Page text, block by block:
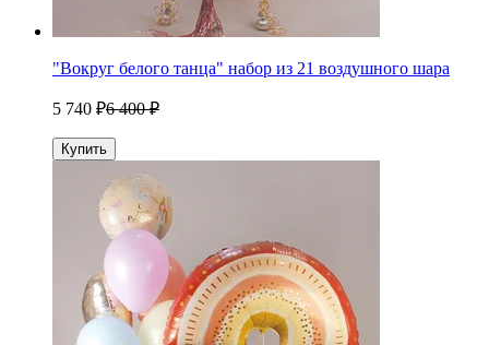
"Вокруг белого танца" набор из 21 воздушного шара
5 740 ₽6 400 ₽
Купить